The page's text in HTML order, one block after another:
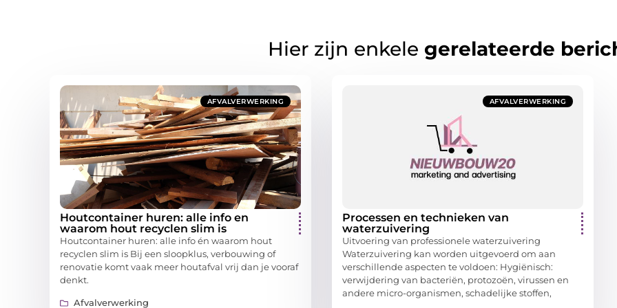
Hier zijn enkele gerelateerde
AFVALVERWERKING
Houtcontainer huren: alle info en
waarom hout recyclen slim is
Houtcontainer huren: alle info én waarom hout
recyclen slim is Bij een sloopklus, verbouwing of
renovatie komt vaak meer houtafval vrij dan je vooraf
denkt.
Afvalverwerking
AFVALVERWERKING
Processen en technieken van
waterzuivering
Uitvoering van professionele waterzuivering
Waterzuivering kan worden uitgevoerd om aan
verschillende aspecten te voldoen: Hygiënisch:
verwijdering van bacteriën, protozoën, virussen en
andere micro-organismen, schadelijke stoffen,